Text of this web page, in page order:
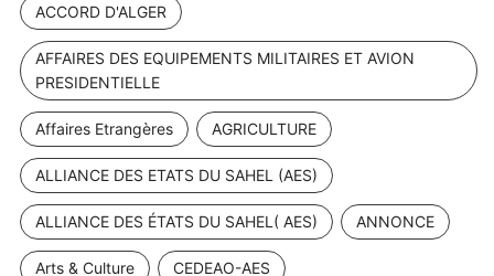
ACCORD D'ALGER
AFFAIRES DES EQUIPEMENTS MILITAIRES ET AVION
PRESIDENTIELLE
Affaires Etrangères AGRICULTURE
ALLIANCE DES ETATS DU SAHEL (AES)
ALLIANCE DES ÉTATS DU SAHEL( AES) ANNONCE
Arts & Culture CEDEAO-AES